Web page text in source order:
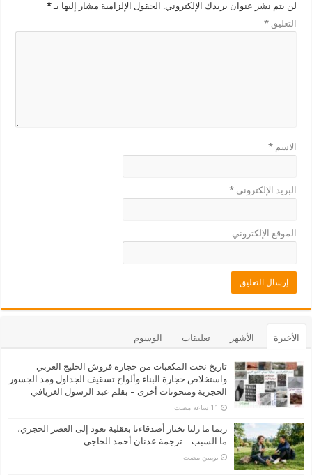
لن يتم نشر عنوان بريدك الإلكتروني. الحقول الإلزامية مشار إليها بـ*
التعليق*
الاسم*
البريد الإلكتروني*
الموقع الإلكتروني
الأخيرة الأشهر تعليقات الوسوم
تاريخ نحت المكعبات من حجارة فروش الخليج العربي
واستخلاص حجارة البناء وألواح تسقيف الجداول ومد الجسور
الحجرية ومنحوتات أخرى – بقلم عبد الرسول الغريافي
ربما ما زلنا نختار أصدقاءنا بعقلية تعود إلى العصر الحجري،
ما السبب – ترجمة عدنان أحمد الحاجي
‏يومين مضت